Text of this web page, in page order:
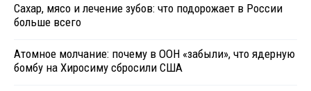
Сахар, мясо и лечение зубов: что подорожает в России
больше всего
Атомное молчание: почему в ООН «забыли», что ядерную
бомбу на Хиросиму сбросили США